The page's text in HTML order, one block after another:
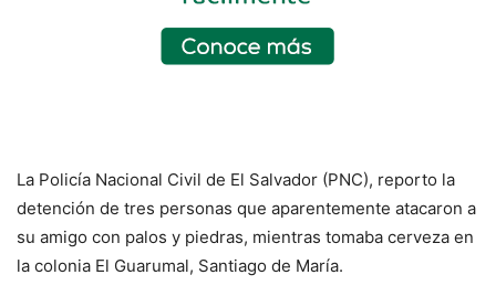
La Policía Nacional Civil de El Salvador (PNC), reporto la
detención de tres personas que aparentemente atacaron a
su amigo con palos y piedras, mientras tomaba cerveza en
la colonia El Guarumal, Santiago de María.